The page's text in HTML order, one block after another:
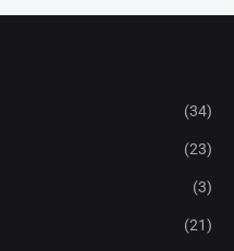
(34)
(23)
(3)
(21)